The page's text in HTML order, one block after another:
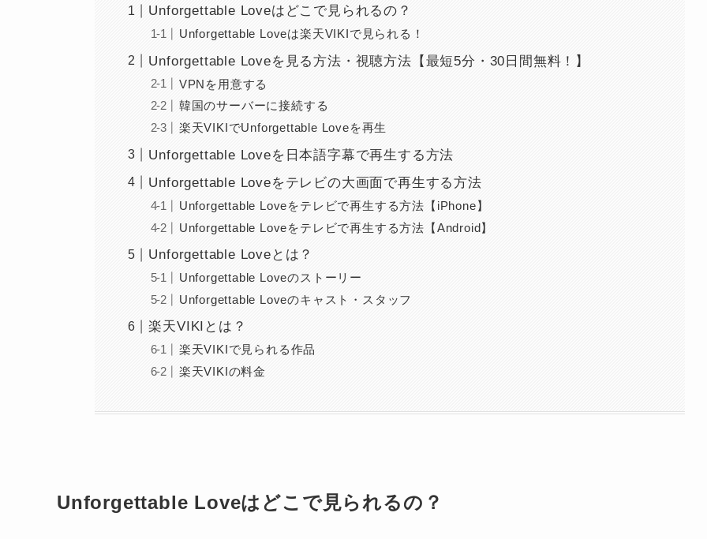
Unforgettable Loveはどこで見られるの？
Unforgettable Loveは楽天VIKIで見られる！
Unforgettable Loveを見る方法・視聴方法【最短5分・30日間無料！】
VPNを用意する
韓国のサーバーに接続する
楽天VIKIでUnforgettable Loveを再生
Unforgettable Loveを日本語字幕で再生する方法
Unforgettable Loveをテレビの大画面で再生する方法
Unforgettable Loveをテレビで再生する方法【iPhone】
Unforgettable Loveをテレビで再生する方法【Android】
Unforgettable Loveとは？
Unforgettable Loveのストーリー
Unforgettable Loveのキャスト・スタッフ
楽天VIKIとは？
楽天VIKIで見られる作品
楽天VIKIの料金
Unforgettable Loveはどこで見られるの？